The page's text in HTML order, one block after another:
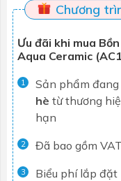
Chương
Ưu đãi khi mua
Aqua Ceramic
1 Sản phẩm
hè từ thương
hạn
2 Đã bao gồm VAT
3 Biểu phí lắp đặt